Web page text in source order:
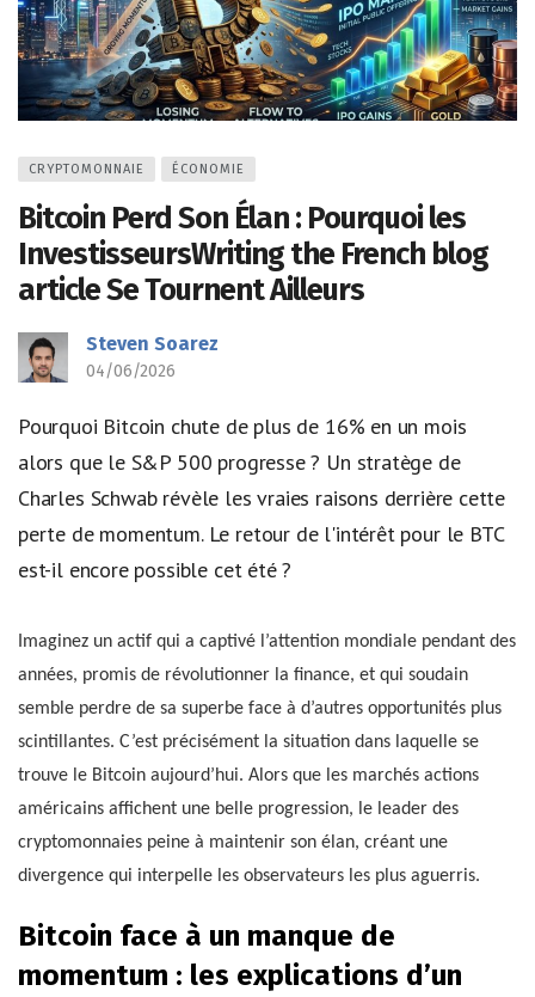
CRYPTOMONNAIE ÉCONOMIE
Bitcoin Perd Son Élan : Pourquoi les
InvestisseursWriting the French blog
article Se Tournent Ailleurs
Steven Soarez
04/06/2026
Pourquoi Bitcoin chute de plus de 16% en un mois
alors que le S&P 500 progresse ? Un stratège de
Charles Schwab révèle les vraies raisons derrière cette
perte de momentum. Le retour de l'intérêt pour le BTC
est-il encore possible cet été ?
Imaginez un actif qui a captivé l’attention mondiale pendant des
années, promis de révolutionner la finance, et qui soudain
semble perdre de sa superbe face à d’autres opportunités plus
scintillantes. C’est précisément la situation dans laquelle se
trouve le Bitcoin aujourd’hui. Alors que les marchés actions
américains affichent une belle progression, le leader des
cryptomonnaies peine à maintenir son élan, créant une
divergence qui interpelle les observateurs les plus aguerris.
Bitcoin face à un manque de
momentum : les explications d’un